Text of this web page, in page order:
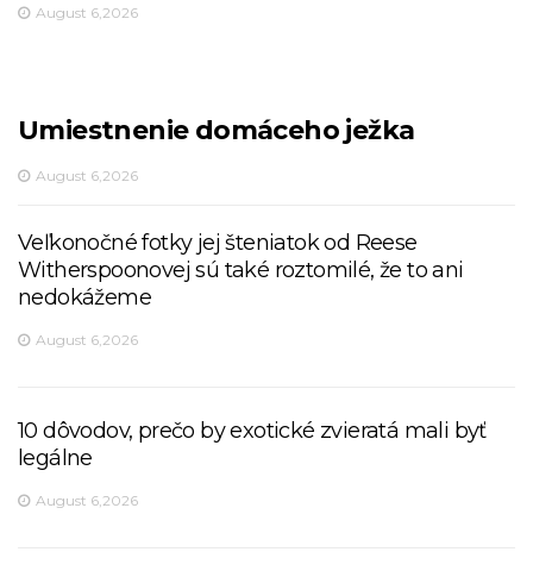
August 6,2026
Umiestnenie domáceho ježka
August 6,2026
Veľkonočné fotky jej šteniatok od Reese
Witherspoonovej sú také roztomilé, že to ani
nedokážeme
August 6,2026
10 dôvodov, prečo by exotické zvieratá mali byť
legálne
August 6,2026